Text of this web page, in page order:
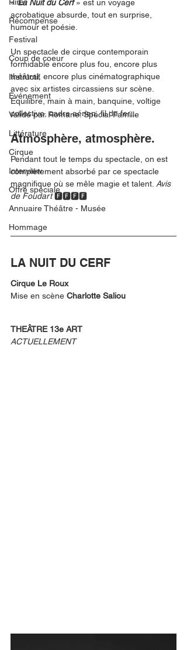
Récompense
Festival
Coup de coeur
Instructif
Événement
Validé par Romane. Spécial Famille
Littérature
Cirque
Interview
Offre spéciale
Annuaire Théâtre - Musée
Hommage
« La Nuit du Cerf » est un voyage
acrobatique absurde, tout en surprise,
humour et poésie.
Un spectacle de cirque contemporain
formidable encore plus fou, encore plus
théâtral, encore plus cinématographique
avec six artistes circassiens sur scène.
Équilibre, main à main, banquine, voltige
collective, cadre aérien, fil de fer...
Atmosphère, atmosphère.
Pendant tout le temps du spectacle, on est
complètement absorbé par ce spectacle
magnifique où se mêle magie et talent. Avis
de Foudart 🅵🅵🅵🅵
LA NUIT DU CERF
Cirque Le Roux
Mise en scène Charlotte Saliou
THEÂTRE 13e ART
ACTUELLEMENT